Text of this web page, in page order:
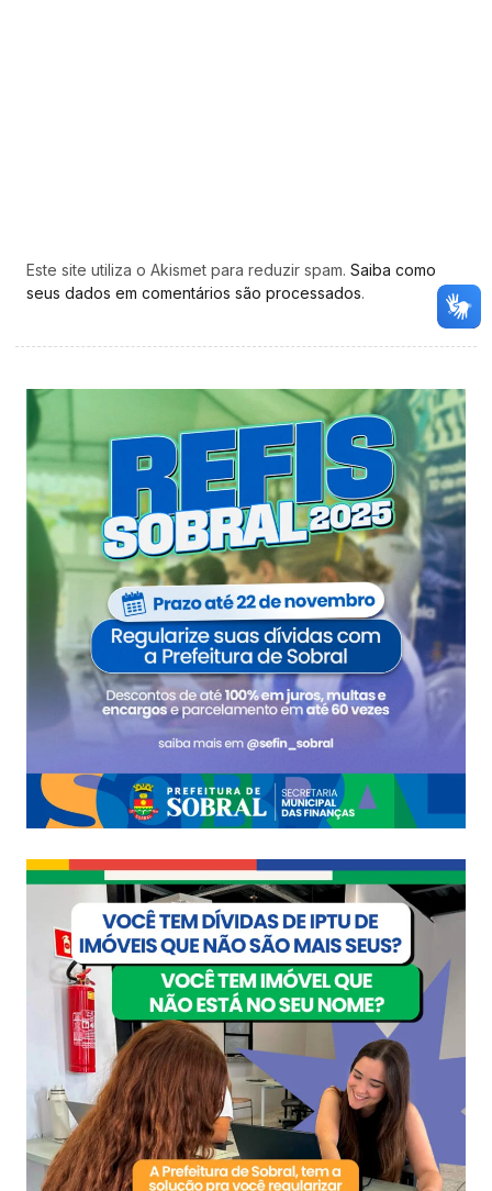
Este site utiliza o Akismet para reduzir spam. Saiba como
seus dados em comentários são processados.